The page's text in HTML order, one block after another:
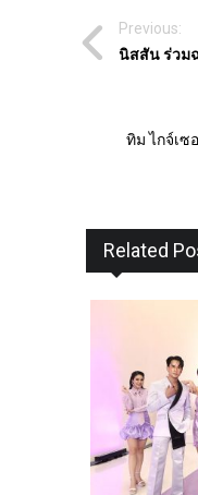
Previous:
นิสสัน ร่วม
ทิม ไกจ์เซ
Related